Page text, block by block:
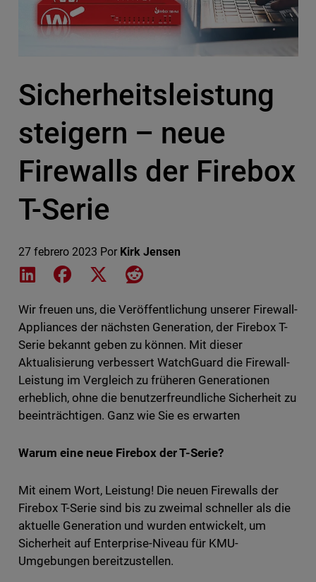
Sicherheitsleistung
steigern – neue
Firewalls der Firebox
T-Serie
27 febrero 2023 Por Kirk Jensen
Share on LinkedIn
Share on Facebook
Share on XShare on Reddit
Wir freuen uns, die Veröffentlichung unserer Firewall-
Appliances der nächsten Generation, der Firebox T-
Serie bekannt geben zu können. Mit dieser
Aktualisierung verbessert WatchGuard die Firewall-
Leistung im Vergleich zu früheren Generationen
erheblich, ohne die benutzerfreundliche Sicherheit zu
beeinträchtigen. Ganz wie Sie es erwarten
Warum eine neue Firebox der T-Serie?
Mit einem Wort, Leistung! Die neuen Firewalls der
Firebox T-Serie sind bis zu zweimal schneller als die
aktuelle Generation und wurden entwickelt, um
Sicherheit auf Enterprise-Niveau für KMU-
Umgebungen bereitzustellen.